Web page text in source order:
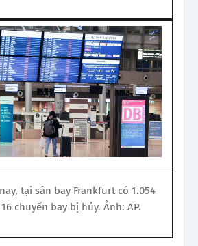
tại sân bay Frankfurt có 1.054
chuyến bay bị hủy. Ảnh: AP.